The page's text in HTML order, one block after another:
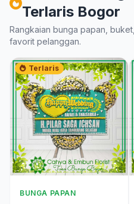
Terlaris Bogor
Rangkaian bunga papan,
favorit pelanggan.
Terlaris
BUNGA PAPAN